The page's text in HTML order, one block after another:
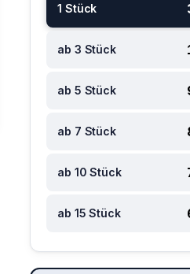
1 Stück
ab 3 Stück
ab 5 Stück
ab 7 Stück
ab 10 Stück
ab 15 Stück